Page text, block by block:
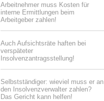
Arbeitnehmer muss Kosten für
interne Ermittlungen beim
Arbeitgeber zahlen!
Auch Aufsichtsräte haften bei
verspäteter
Insolvenzantragsstellung!
Selbstständiger: wieviel muss er an
den Insolvenzverwalter zahlen?
Das Gericht kann helfen!